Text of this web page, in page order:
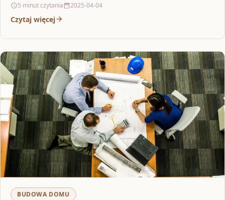
5 minut czytania 2025-04-04
Czytaj więcej
BUDOWA DOMU